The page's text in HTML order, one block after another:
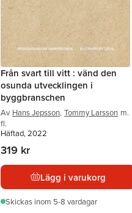
Från svart till vitt : vänd den
osunda utvecklingen i
byggbranschen
Av Hans Jepsson, Tommy Larsson m.
fl.
Häftad, 2022
319 kr
Lägg i varukorg
Skickas inom 5-8 vardagar